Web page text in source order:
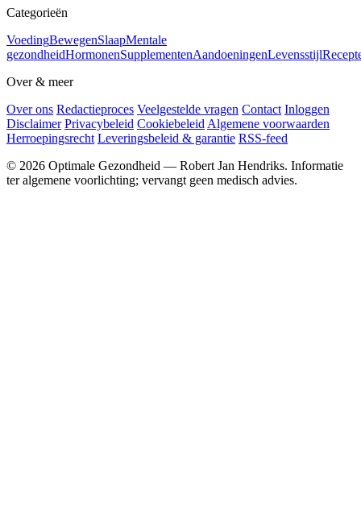
Categorieën
VoedingBewegenSlaapMentale
gezondheidHormonenSupplementenAandoeningenLevensstijl
Over & meer
Over ons Redactieproces Veelgestelde vragen Contact Inloggen
Disclaimer Privacybeleid Cookiebeleid Algemene voorwaarden
Herroepingsrecht Leveringsbeleid & garantie RSS-feed
© 2026 Optimale Gezondheid — Robert Jan Hendriks. Informatie
ter algemene voorlichting; vervangt geen medisch advies.